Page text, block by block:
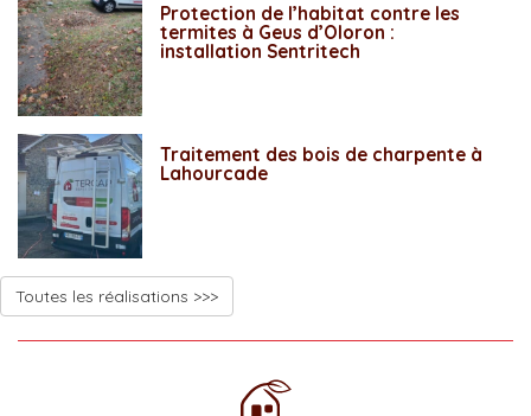
Protection de l’habitat contre les
termites à Geus d’Oloron :
installation Sentritech
Traitement des bois de charpente à
Lahourcade
Toutes les réalisations >>>